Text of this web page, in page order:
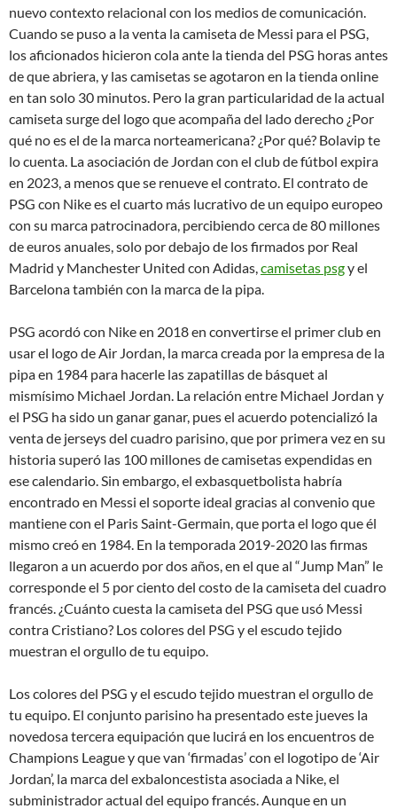
nuevo contexto relacional con los medios de comunicación.
Cuando se puso a la venta la camiseta de Messi para el PSG,
los aficionados hicieron cola ante la tienda del PSG horas antes
de que abriera, y las camisetas se agotaron en la tienda online
en tan solo 30 minutos. Pero la gran particularidad de la actual
camiseta surge del logo que acompaña del lado derecho ¿Por
qué no es el de la marca norteamericana? ¿Por qué? Bolavip te
lo cuenta. La asociación de Jordan con el club de fútbol expira
en 2023, a menos que se renueve el contrato. El contrato de
PSG con Nike es el cuarto más lucrativo de un equipo europeo
con su marca patrocinadora, percibiendo cerca de 80 millones
de euros anuales, solo por debajo de los firmados por Real
Madrid y Manchester United con Adidas,camisetas psgy el
Barcelona también con la marca de la pipa.
PSG acordó con Nike en 2018 en convertirse el primer club en
usar el logo de Air Jordan, la marca creada por la empresa de la
pipa en 1984 para hacerle las zapatillas de básquet al
mismísimo Michael Jordan. La relación entre Michael Jordan y
el PSG ha sido un ganar ganar, pues el acuerdo potencializó la
venta de jerseys del cuadro parisino, que por primera vez en su
historia superó las 100 millones de camisetas expendidas en
ese calendario. Sin embargo, el exbasquetbolista habría
encontrado en Messi el soporte ideal gracias al convenio que
mantiene con el Paris Saint-Germain, que porta el logo que él
mismo creó en 1984. En la temporada 2019-2020 las firmas
llegaron a un acuerdo por dos años, en el que al “Jump Man” le
corresponde el 5 por ciento del costo de la camiseta del cuadro
francés. ¿Cuánto cuesta la camiseta del PSG que usó Messi
contra Cristiano? Los colores del PSG y el escudo tejido
muestran el orgullo de tu equipo.
Los colores del PSG y el escudo tejido muestran el orgullo de
tu equipo. El conjunto parisino ha presentado este jueves la
novedosa tercera equipación que lucirá en los encuentros de
Champions League y que van ‘firmadas’ con el logotipo de ‘Air
Jordan’, la marca del exbaloncestista asociada a Nike, el
subministrador actual del equipo francés. Aunque en un